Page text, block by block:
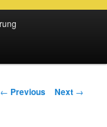
Post
← Previous Next →